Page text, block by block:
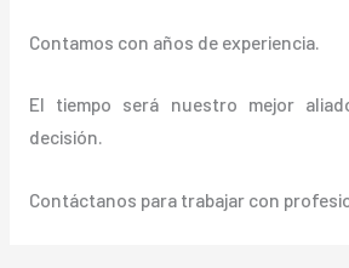
Contamos con años de experiencia.
El tiempo será nuestro mejor
decisión.
Contáctanos para trabajar con